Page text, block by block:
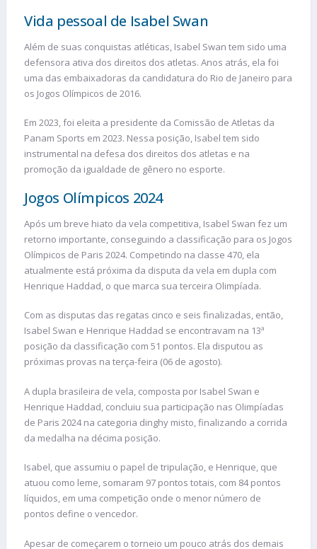
Vida pessoal de Isabel Swan
Além de suas conquistas atléticas, Isabel Swan tem sido uma
defensora ativa dos direitos dos atletas. Anos atrás, ela foi
uma das embaixadoras da candidatura do Rio de Janeiro para
os Jogos Olímpicos de 2016.
Em 2023, foi eleita a presidente da Comissão de Atletas da
Panam Sports em 2023. Nessa posição, Isabel tem sido
instrumental na defesa dos direitos dos atletas e na
promoção da igualdade de gênero no esporte.
Jogos Olímpicos 2024
Após um breve hiato da vela competitiva, Isabel Swan fez um
retorno importante, conseguindo a classificação para os Jogos
Olímpicos de Paris 2024. Competindo na classe 470, ela
atualmente está próxima da disputa da vela em dupla com
Henrique Haddad, o que marca sua terceira Olimpíada.
Com as disputas das regatas cinco e seis finalizadas, então,
Isabel Swan e Henrique Haddad se encontravam na 13ª
posição da classificação com 51 pontos. Ela disputou as
próximas provas na terça-feira (06 de agosto).
A dupla brasileira de vela, composta por Isabel Swan e
Henrique Haddad, concluiu sua participação nas Olimpíadas
de Paris 2024 na categoria dinghy misto, finalizando a corrida
da medalha na décima posição.
Isabel, que assumiu o papel de tripulação, e Henrique, que
atuou como leme, somaram 97 pontos totais, com 84 pontos
líquidos, em uma competição onde o menor número de
pontos define o vencedor.
Apesar de começarem o torneio um pouco atrás dos demais